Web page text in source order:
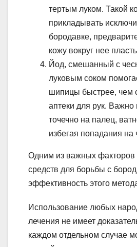
тертым луком. Такой
прикладывать
бородавке,
кожу вокруг нее
Йод, смешанный с
луковым соком
шипицы быстрее, чем
аптеки для рук. Важно
точечно на палец,
избегая попадания на
Одним из важных
средств для борьбы с
эффективность этого
Использование любых
лечения не имеет
каждом отдельном случае